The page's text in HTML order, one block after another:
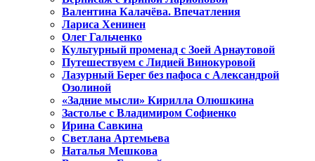
Валентина Калачёва. Впечатления
Лариса Хенинен
Олег Гальченко
Культурный променад с Зоей Арнаутовой
Путешествуем с Лидией Винокуровой
Лазурный Берег без пафоса с Александрой
Озолиной
«Задние мысли» Кирилла Олюшкина
Застолье с Владимиром Софиенко
Ирина Савкина
Светлана Артемьева
Наталья Мешкова